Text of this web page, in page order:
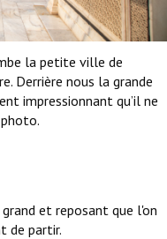
la petite ville de
Derrière nous la grande
impressionnant qu’il ne
et reposant que l'on
de partir.